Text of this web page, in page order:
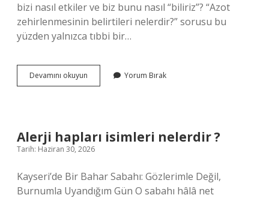
bizi nasıl etkiler ve biz bunu nasıl “biliriz”? “Azot
zehirlenmesinin belirtileri nelerdir?” sorusu bu
yüzden yalnızca tıbbi bir…
Devamını okuyun Belediye
çöp
Yorum Bırak
Alerji hapları isimleri nelerdir ?
Tarih: Haziran 30, 2026
Kayseri’de Bir Bahar Sabahı: Gözlerimle Değil,
Burnumla Uyandığım Gün O sabahı hâlâ net